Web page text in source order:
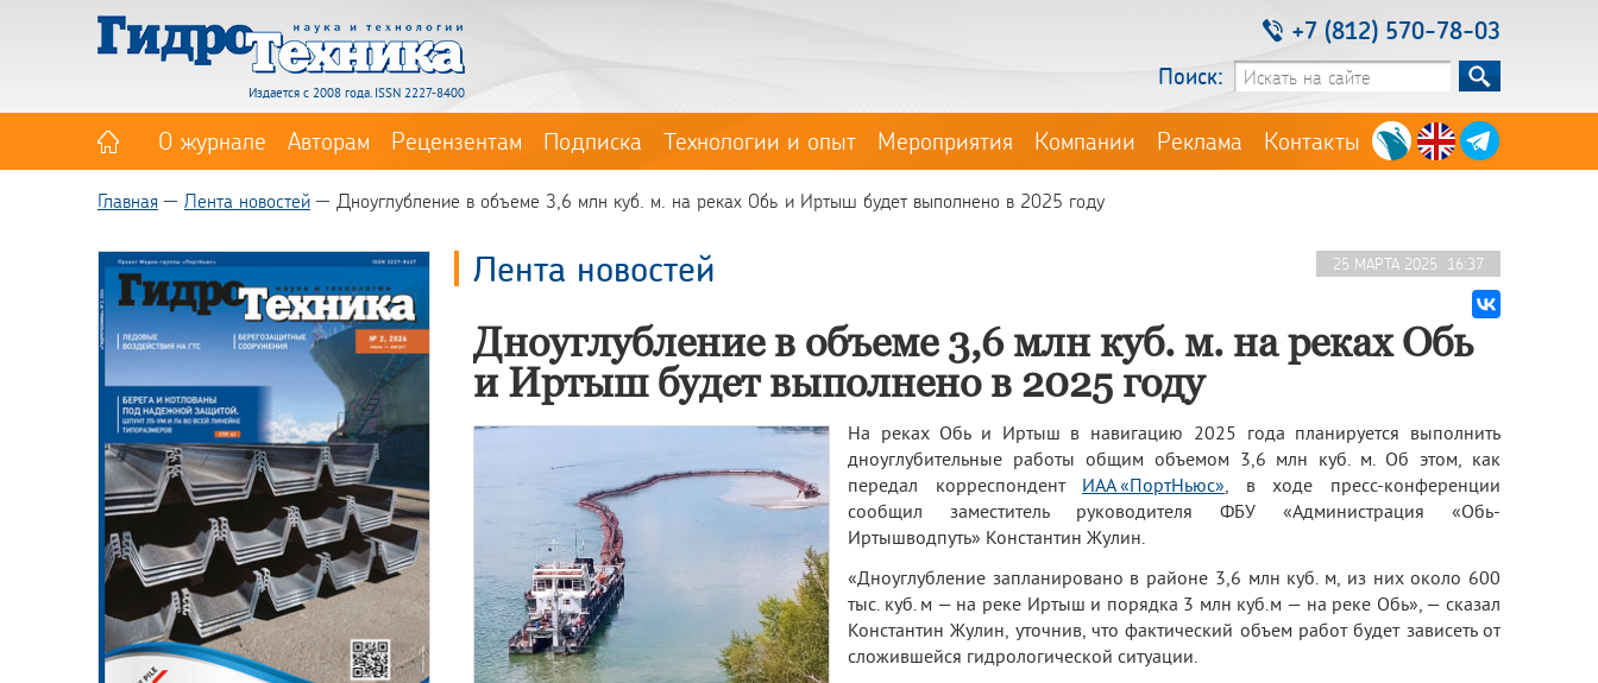
Издается с 2008 года. ISSN 2227-8400
+7 (812) 570-78-03
Поиск:
О журнале Авторам Рецензентам Подписка Технологии и опыт Мероприятия Компании Реклама Контакты
Главная Лента новостей Дноуглубление в объеме 3,6 млн куб. м. на реках Обь и Иртыш будет выполнено в 2025 году
25 МАРТА 2025 16:37
Лента новостей
Дноуглубление в объеме 3,6 млн куб. м. на реках Обь
и Иртыш будет выполнено в 2025 году
На реках Обь и Иртыш в навигацию 2025 года планируется выполнить
дноуглубительные работы общим объемом 3,6 млн куб. м. Об этом, как
передал корреспондент ИАА «ПортНьюс», в ходе пресс-конференции
сообщил заместитель руководителя ФБУ «Администрация «Обь-
Иртышводпуть» Константин Жулин.
«Дноуглубление запланировано в районе 3,6 млн куб. м, из них около 600
тыс. куб. м — на реке Иртыш и порядка 3 млн куб.м — на реке Обь», — сказал
Константин Жулин, уточнив, что фактический объем работ будет зависеть от
сложившейся гидрологической ситуации.